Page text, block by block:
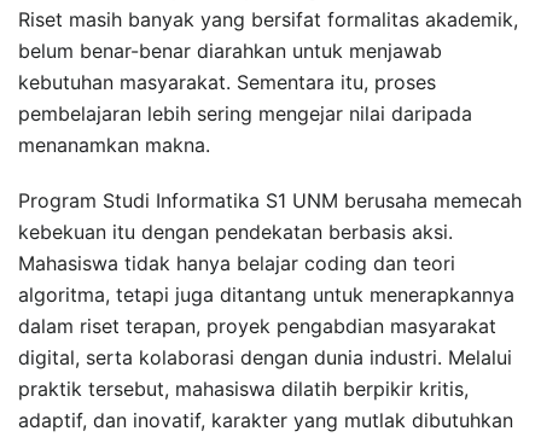
Riset masih banyak yang bersifat formalitas akademik,
belum benar-benar diarahkan untuk menjawab
kebutuhan masyarakat. Sementara itu, proses
pembelajaran lebih sering mengejar nilai daripada
menanamkan makna.
Program Studi Informatika S1 UNM berusaha memecah
kebekuan itu dengan pendekatan berbasis aksi.
Mahasiswa tidak hanya belajar coding dan teori
algoritma, tetapi juga ditantang untuk menerapkannya
dalam riset terapan, proyek pengabdian masyarakat
digital, serta kolaborasi dengan dunia industri. Melalui
praktik tersebut, mahasiswa dilatih berpikir kritis,
adaptif, dan inovatif, karakter yang mutlak dibutuhkan